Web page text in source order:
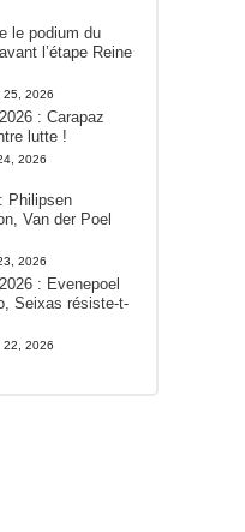
le podium du
l’étape Reine
25, 2026
: Carapaz
lutte !
2026
Philipsen
Van der Poel
2026
: Evenepoel
Seixas résiste-t-
22, 2026